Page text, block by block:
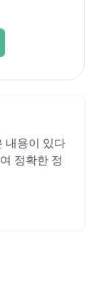
내용이 있다
정확한 정